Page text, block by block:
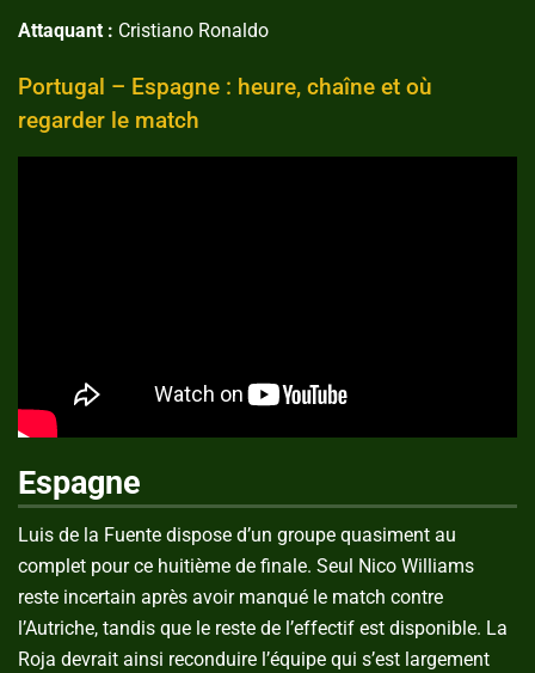
Attaquant : Cristiano Ronaldo
Portugal – Espagne : heure, chaîne et où
regarder le match
Espagne
Luis de la Fuente dispose d’un groupe quasiment au
complet pour ce huitième de finale. Seul Nico Williams
reste incertain après avoir manqué le match contre
l’Autriche, tandis que le reste de l’effectif est disponible. La
Roja devrait ainsi reconduire l’équipe qui s’est largement